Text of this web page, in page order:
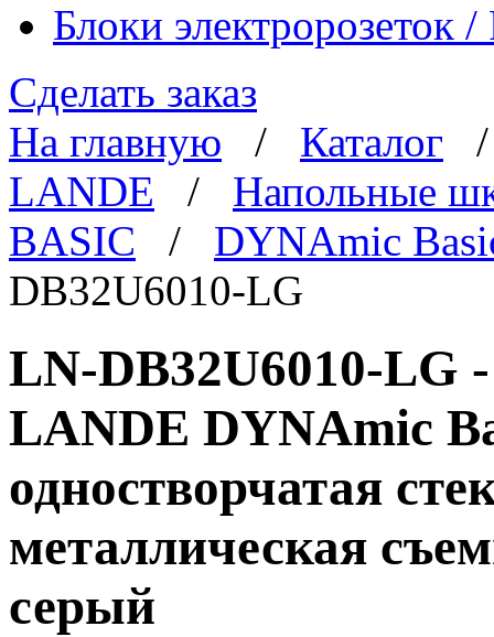
Блоки электророзеток
Сделать заказ
На главную / Каталог
LANDE / Напольные
BASIC / DYNAmic
DB32U6010-LG
LN-DB32U6010-
LANDE DYNAmic
одностворчатая
металлическая
серый